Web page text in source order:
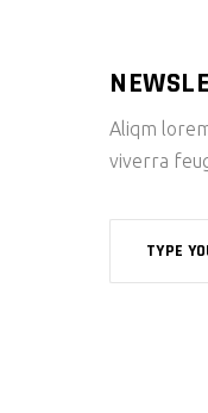
Aliqm
viverra